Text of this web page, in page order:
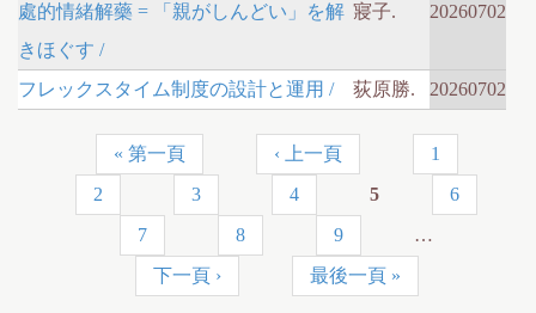
處的情緒解藥 = 「親がしんどい」を解
きほぐす /
寢子. 20260702
フレックスタイム制度の設計と運用 / 荻原勝. 20260702
« 第一頁 ‹ 上一頁
1
2
3 4 5
6
7
8 9
…
下一頁 ›
最後一頁 »